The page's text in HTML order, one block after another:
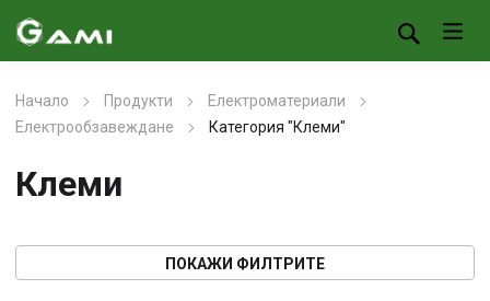
Начало Продукти
Електроматериали
Електрообзавеждане
Категория "Клеми"
Клеми
ПОКАЖИ ФИЛТРИТЕ